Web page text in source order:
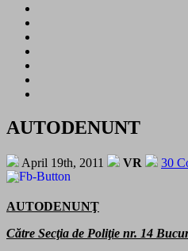
AUTODENUNT
April 19th, 2011 VR 30
AUTODENUNŢ
Către Secţia de Poliţie nr. 14